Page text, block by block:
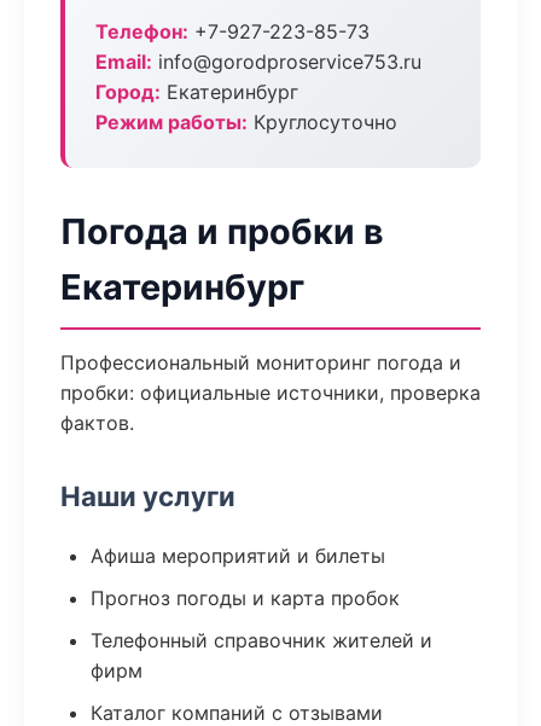
Телефон: +7-927-223-85-73
Email: info@gorodproservice753.ru
Город: Екатеринбург
Режим работы: Круглосуточно
Погода и пробки в
Екатеринбург
Профессиональный мониторинг погода и
пробки: официальные источники, проверка
фактов.
Наши услуги
Афиша мероприятий и билеты
Прогноз погоды и карта пробок
Телефонный справочник жителей и
фирм
Каталог компаний с отзывами